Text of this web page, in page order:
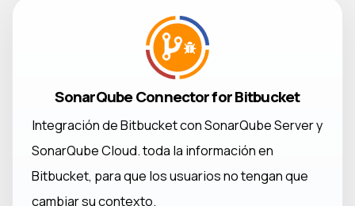
SonarQube Connector for Bitbucket
Integración de Bitbucket con SonarQube Server y
SonarQube Cloud. toda la información en
Bitbucket, para que los usuarios no tengan que
cambiar su contexto.